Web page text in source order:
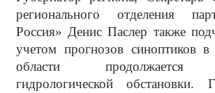
регионального отделения
Россия» Денис Паслер также
учетом прогнозов синоптиков в
области продолжается
гидрологической обстановки.